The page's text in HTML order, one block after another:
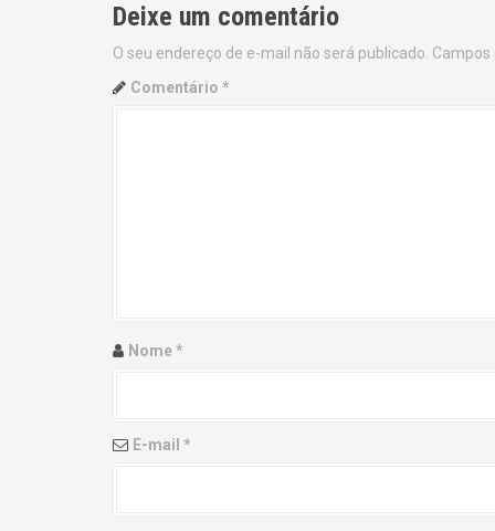
t
n
n
Deixe um comentário
O seu endereço de e-mail não será publicado.
Comentário *
Nome*
E-mail *